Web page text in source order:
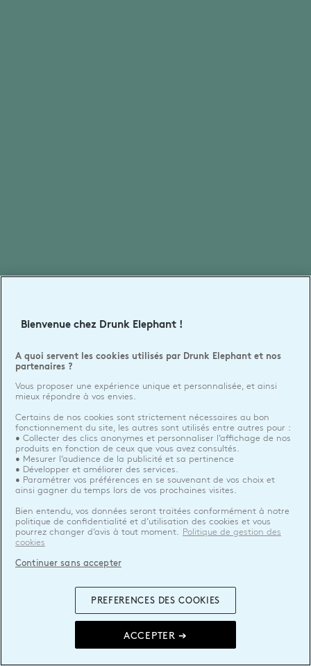
Bienvenue chez Drunk Elephant !
A quoi servent les cookies utilisés par Drunk Elephant et nos
partenaires ?
Vous proposer une expérience unique et personnalisée, et ainsi
mieux répondre à vos envies.
Certains de nos cookies sont strictement nécessaires au bon
fonctionnement du site, les autres sont utilisés entre autres pour :
• Collecter des clics anonymes et personnaliser l’affichage de nos
produits en fonction de ceux que vous avez consultés.
• Mesurer l’audience de la publicité et sa pertinence
• Développer et améliorer des services.
• Paramétrer vos préférences en se souvenant de vos choix et
ainsi gagner du temps lors de vos prochaines visites.
Bien entendu, vos données seront traitées conformément à notre
politique de confidentialité et d’utilisation des cookies et vous
pourrez changer d’avis à tout moment.
Politique de gestion des
cookies
ACCEPTER ➔
PREFERENCES DES COOKIES
Continuer sans accepter